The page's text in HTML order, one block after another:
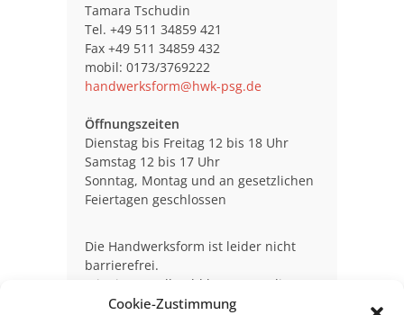
Cookie-Zustimmung
Tamara Tschudin
Tel. +49 511 34859 421
Fax +49 511 34859 432
mobil: 0173/3769222
handwerksform@hwk-psg.de
Öffnungszeiten
Dienstag bis Freitag 12 bis 18 Uhr
Samstag 12 bis 17 Uhr
Sonntag, Montag und an gesetzlichen
Feiertagen geschlossen
Die Handwerksform ist leider nicht
barrierefrei.
Mit einem Rollstuhl kann man die
Ausstellung im Erdgeschoss, aber